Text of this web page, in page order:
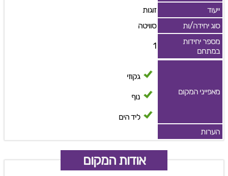
ייעוד
זוגות
סוג יחידה/ות
סוויטה
מספר יחידות
במתחם
1
מאפייני המקום
גקוזי
נוף
ליד הים
הערות
אודות המקום